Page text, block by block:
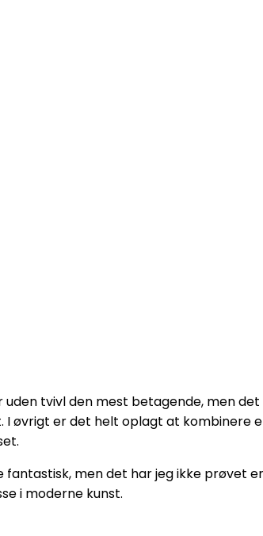
uden tvivl den mest betagende, men
I øvrigt er det helt oplagt at kombinere
men det har jeg ikke prøvet
i moderne kunst.